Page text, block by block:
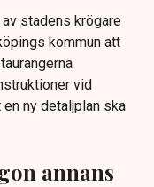
stadens krögare
kommun att
vid
ny detaljplan ska
annans